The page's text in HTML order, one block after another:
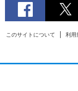
このサイトについて 利用